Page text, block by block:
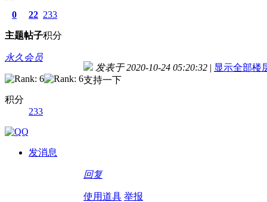
0
主题
22
帖子
233
积分
永久会员
积分
233
发消息
发表于 2020-10-24 05:20:32 | 显示全部楼
支持一下
回复
使用道具 举报